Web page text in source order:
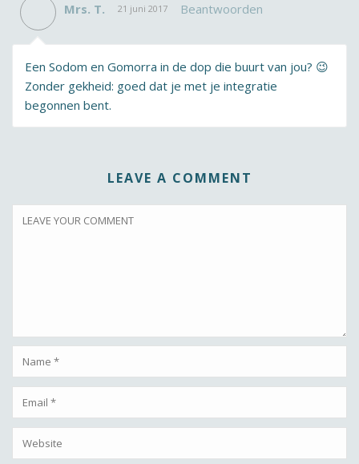
Mrs. T. 21 juni 2017 Beantwoorden
Een Sodom en Gomorra in de dop die buurt van jou? 😉
Zonder gekheid: goed dat je met je integratie
begonnen bent.
LEAVE A COMMENT